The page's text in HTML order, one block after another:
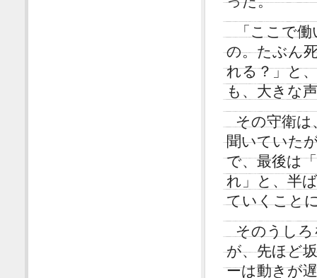
「ここで
の。たぶん
れる？」と
も、大きな
その守衛
聞いていた
で、最後は
れ」と、半
ていくこと
そのうし
が、先ほど
ーは動きが